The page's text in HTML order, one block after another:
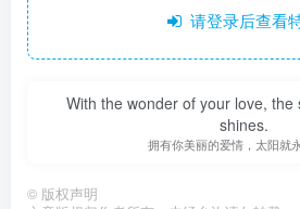
请登录后查看
With the wonder of your love, the
shines.
拥有你美丽的爱情，太阳就
© 版权声明